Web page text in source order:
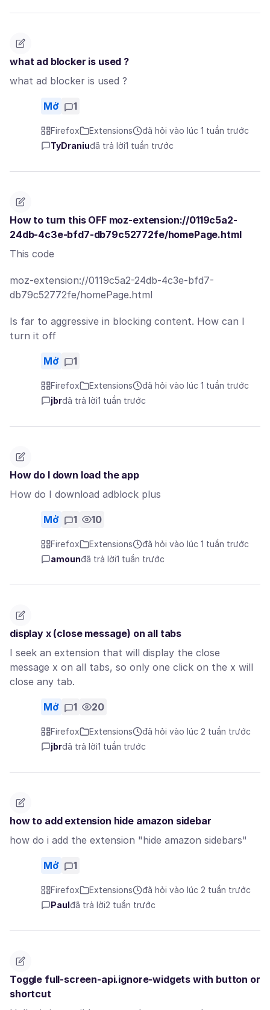
what ad blocker is used ?
what ad blocker is used ?
Mở 1
Firefox Extensions
đã hỏi vào lúc 1 tuần trước
TyDraniuđã trả lời1 tuần trước
How to turn this OFF moz-extension://0119c5a2-
24db-4c3e-bfd7-db79c52772fe/homePage.html
This code
moz-extension://0119c5a2-24db-4c3e-bfd7-
db79c52772fe/homePage.html
Is far to aggressive in blocking content. How can I
turn it off
Mở 1
Firefox Extensions
đã hỏi vào lúc 1 tuần trước
jbrđã trả lời1 tuần trước
How do I down load the app
How do I download adblock plus
Mở 1 10
Firefox Extensions
đã hỏi vào lúc 1 tuần trước
amounđã trả lời1 tuần trước
display x (close message) on all tabs
I seek an extension that will display the close
message x on all tabs, so only one click on the x will
close any tab.
Mở 1 20
Firefox Extensions
đã hỏi vào lúc 2 tuần trước
jbrđã trả lời1 tuần trước
how to add extension hide amazon sidebar
how do i add the extension "hide amazon sidebars"
Mở 1
Firefox Extensions
đã hỏi vào lúc 2 tuần trước
Paul đã trả lời2 tuần trước
Toggle full-screen-api.ignore-widgets with button or
shortcut